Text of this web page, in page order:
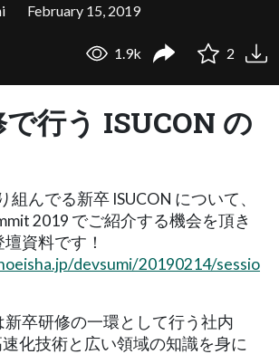
February 15, 2019
1.9k 2
行う ISUCON の
組んでる新卒 ISUCON について、
2019 でご紹介する機会を頂き
資料です！
devsumi/20190214/sessio
新卒研修の一環として行う社内
速化技術と広い領域の知識を身に